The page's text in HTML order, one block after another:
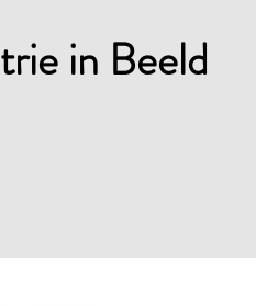
in Beeld